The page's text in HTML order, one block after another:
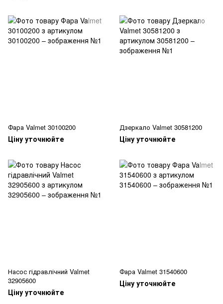
Фара Valmet 30100200
Ціну уточнюйте
Дзеркало Valmet 30581200
Ціну уточнюйте
Насос гідравлічний Valmet
32905600
Ціну уточнюйте
Фара Valmet 31540600
Ціну уточнюйте